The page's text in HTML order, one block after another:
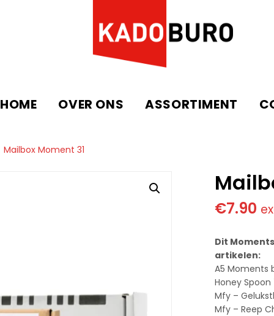
HOME OVER ONS ASSORTIMENT
Mailbox Moment 31
€7.90
Dit
artikelen:
A5 Moments
Honey
Mfy –
Mfy – Reep